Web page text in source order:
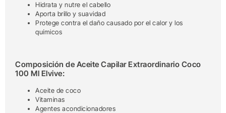
Hidrata y nutre el cabello
Aporta brillo y suavidad
Protege contra el daño causado por el calor y los
químicos
Composición de Aceite Capilar Extraordinario Coco
100 Ml Elvive:
Aceite de coco
Vitaminas
Agentes acondicionadores